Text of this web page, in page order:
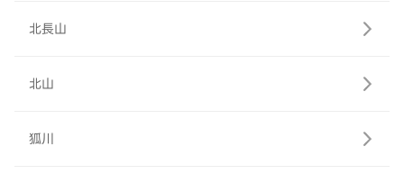
北長山
北山
狐川